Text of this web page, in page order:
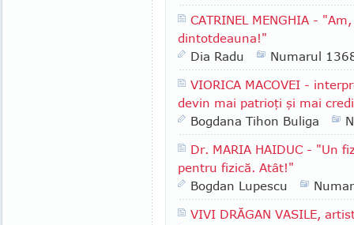
CATRINEL MENGHIA -
dintotdeauna!"
Dia Radu
Numarul
VIORICA MACOVEI -
devin mai patrioţi şi mai
Bogdana Tihon Buliga
Dr. MARIA HAIDUC - "Un
pentru fizică. Atât!"
Bogdan Lupescu
VIVI DRĂGAN VASILE,